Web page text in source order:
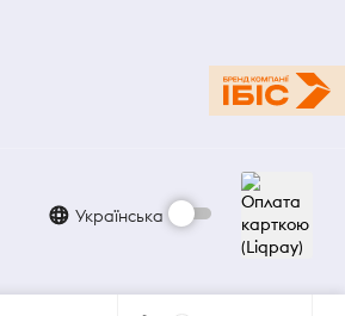
Українська